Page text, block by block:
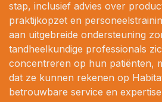
stap, inclusief advies over
praktijkopzet en
aan uitgebreide ondersteuning
tandheelkundige professionals
concentreren op hun patiënten,
dat ze kunnen rekenen op
betrouwbare service en